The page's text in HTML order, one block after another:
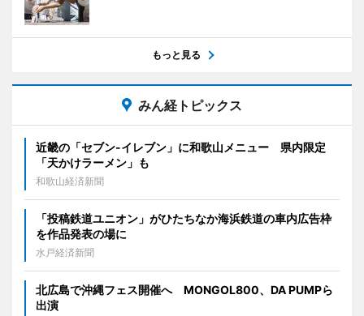
もっと見る
みん経トピックス
近畿の「セブン-イレブン」に和歌山メニュー 県内限定
「天かけラーメン」も
和歌山経済新聞
「投稿鉄道ユニオン」がひたちなか海浜鉄道の車内広告枠
を作品発表の場に
水戸経済新聞
北広島で沖縄フェス開催へ MONGOL800、DA PUMPら
出演